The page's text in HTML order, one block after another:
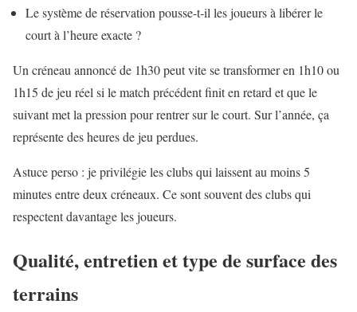
Le système de réservation pousse-t-il les joueurs à libérer le
court à l’heure exacte ?
Un créneau annoncé de 1h30 peut vite se transformer en 1h10 ou
1h15 de jeu réel si le match précédent finit en retard et que le
suivant met la pression pour rentrer sur le court. Sur l’année, ça
représente des heures de jeu perdues.
Astuce perso : je privilégie les clubs qui laissent au moins 5
minutes entre deux créneaux. Ce sont souvent des clubs qui
respectent davantage les joueurs.
Qualité, entretien et type de surface des
terrains